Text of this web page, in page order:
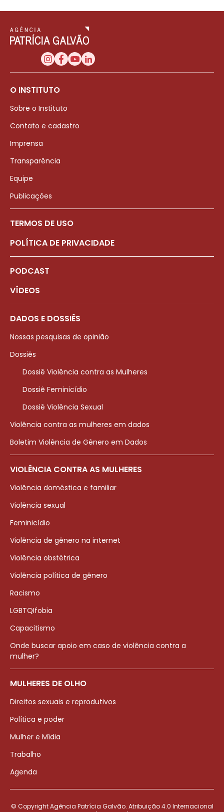
O INSTITUTO
Sobre o Instituto
Contato e cadastro
Imprensa
Transparência
Equipe
Publicações
TERMOS DE USO
POLÍTICA DE PRIVACIDADE
PODCAST
VÍDEOS
DADOS E DOSSIÊS
Nossas pesquisas de opinião
Dossiês
Dossiê Violência contra as Mulheres
Dossiê Feminicídio
Dossiê Violência Sexual
Violência contra as mulheres em dados
Boletim Violência de Gênero em Dados
VIOLÊNCIA CONTRA AS MULHERES
Violência doméstica e familiar
Violência sexual
Feminicídio
Violência de gênero na internet
Violência obstétrica
Violência política de gênero
Racismo
LGBTQIfobia
Capacitismo
Onde buscar apoio em caso de violência contra a
mulher?
MULHERES DE OLHO
Direitos sexuais e reprodutivos
Política e poder
Mulher e Mídia
Trabalho
Agenda
© Copyright Agência Patrícia Galvão. Atribuição 4.0 Internacional